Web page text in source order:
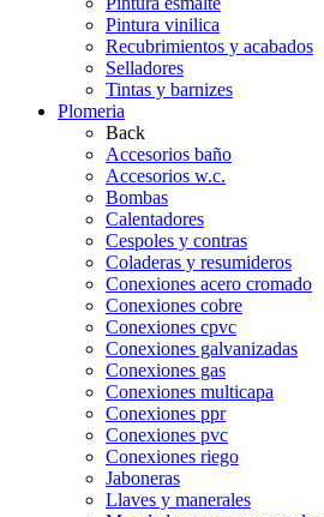
Pintura vinilica
Recubrimientos y acabados
Selladores
Tintas y barnizes
Plomeria
Back
Accesorios baño
Accesorios w.c.
Bombas
Calentadores
Cespoles y contras
Coladeras y resumideros
Conexiones acero cromado
Conexiones cobre
Conexiones cpvc
Conexiones galvanizadas
Conexiones gas
Conexiones multicapa
Conexiones ppr
Conexiones pvc
Conexiones riego
Jaboneras
Llaves y manerales